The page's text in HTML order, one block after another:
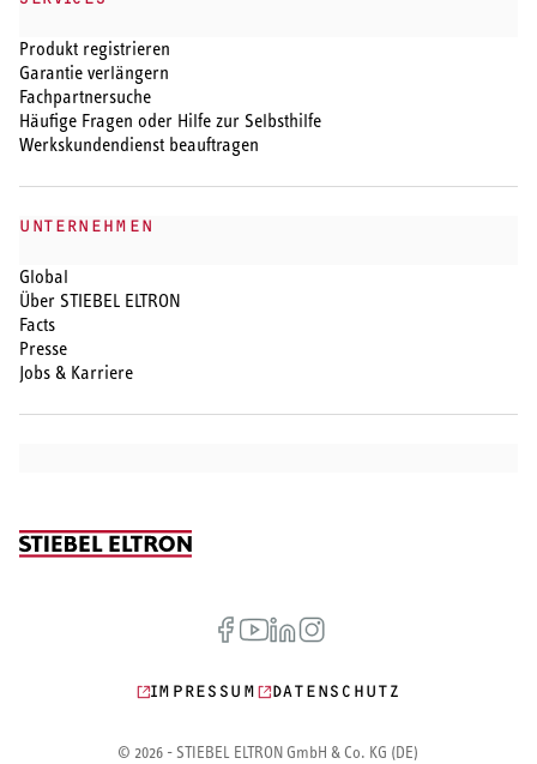
Produkt registrieren
Garantie verlängern
Fachpartnersuche
Häufige Fragen oder Hilfe zur Selbsthilfe
Werkskundendienst beauftragen
UNTERNEHMEN
Global
Über STIEBEL ELTRON
Facts
Presse
Jobs & Karriere
IMPRESSUM DATENSCHUTZ
© 2026 - STIEBEL ELTRON GmbH & Co. KG (DE)